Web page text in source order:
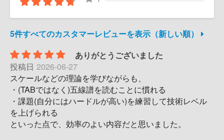
5件すべてのカスタマーレビューを表示（新しい順）
ありがとうございました
投稿日 2026-06-27
スケールなどの理論を学びながらも、
・(TABではなく)五線譜を読むことに慣れる
・課題(自分にはハードルが高い)を練習して技術レベル
を上げられる
といった点で、効率のよい内容だと思いました。